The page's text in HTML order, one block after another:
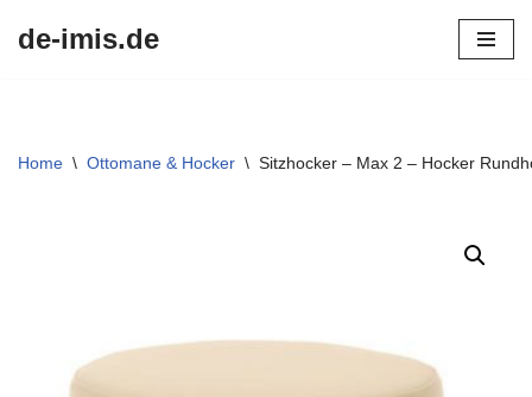
de-imis.de
Home \ Ottomane & Hocker \ Sitzhocker – Max 2 – Hocker